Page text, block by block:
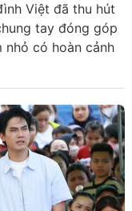
Việt đã thu hút
tay đóng góp
có hoàn cảnh